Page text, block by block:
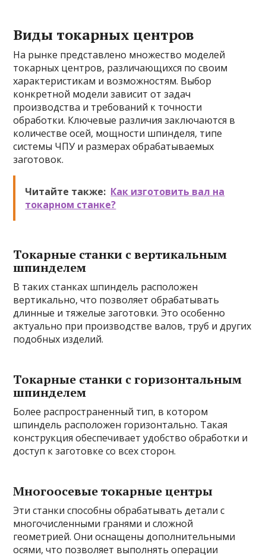
Виды токарных центров
На рынке представлено множество моделей
токарных центров, различающихся по своим
характеристикам и возможностям. Выбор
конкретной модели зависит от задач
производства и требований к точности
обработки. Ключевые различия заключаются в
количестве осей, мощности шпинделя, типе
системы ЧПУ и размерах обрабатываемых
заготовок.
Читайте также: Как изготовить вал на
токарном станке?
Токарные станки с вертикальным
шпинделем
В таких станках шпиндель расположен
вертикально, что позволяет обрабатывать
длинные и тяжелые заготовки. Это особенно
актуально при производстве валов, труб и других
подобных изделий.
Токарные станки с горизонтальным
шпинделем
Более распространенный тип, в котором
шпиндель расположен горизонтально. Такая
конструкция обеспечивает удобство обработки и
доступ к заготовке со всех сторон.
Многоосевые токарные центры
Эти станки способны обрабатывать детали с
многочисленными гранями и сложной
геометрией. Они оснащены дополнительными
осями, что позволяет выполнять операции